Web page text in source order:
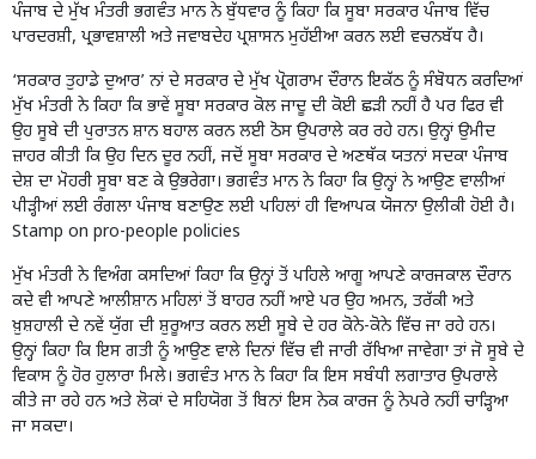
ਪੰਜਾਬ ਦੇ ਮੁੱਖ ਮੰਤਰੀ ਭਗਵੰਤ ਮਾਨ ਨੇ ਬੁੱਧਵਾਰ ਨੂੰ ਕਿਹਾ ਕਿ ਸੂਬਾ ਸਰਕਾਰ ਪੰਜਾਬ ਵਿੱਚ
ਪਾਰਦਰਸ਼ੀ, ਪ੍ਰਭਾਵਸ਼ਾਲੀ ਅਤੇ ਜਵਾਬਦੇਹ ਪ੍ਰਸ਼ਾਸਨ ਮੁਹੱਈਆ ਕਰਨ ਲਈ ਵਚਨਬੱਧ ਹੈ।
‘ਸਰਕਾਰ ਤੁਹਾਡੇ ਦੁਆਰ’ ਨਾਂ ਦੇ ਸਰਕਾਰ ਦੇ ਮੁੱਖ ਪ੍ਰੋਗਰਾਮ ਦੌਰਾਨ ਇਕੱਠ ਨੂੰ ਸੰਬੋਧਨ ਕਰਦਿਆਂ
ਮੁੱਖ ਮੰਤਰੀ ਨੇ ਕਿਹਾ ਕਿ ਭਾਵੇਂ ਸੂਬਾ ਸਰਕਾਰ ਕੋਲ ਜਾਦੂ ਦੀ ਕੋਈ ਛੜੀ ਨਹੀਂ ਹੈ ਪਰ ਫਿਰ ਵੀ
ਉਹ ਸੂਬੇ ਦੀ ਪੁਰਾਤਨ ਸ਼ਾਨ ਬਹਾਲ ਕਰਨ ਲਈ ਠੋਸ ਉਪਰਾਲੇ ਕਰ ਰਹੇ ਹਨ। ਉਨ੍ਹਾਂ ਉਮੀਦ
ਜ਼ਾਹਰ ਕੀਤੀ ਕਿ ਉਹ ਦਿਨ ਦੂਰ ਨਹੀਂ, ਜਦੋਂ ਸੂਬਾ ਸਰਕਾਰ ਦੇ ਅਣਥੱਕ ਯਤਨਾਂ ਸਦਕਾ ਪੰਜਾਬ
ਦੇਸ਼ ਦਾ ਮੋਹਰੀ ਸੂਬਾ ਬਣ ਕੇ ਉਭਰੇਗਾ। ਭਗਵੰਤ ਮਾਨ ਨੇ ਕਿਹਾ ਕਿ ਉਨ੍ਹਾਂ ਨੇ ਆਉਣ ਵਾਲੀਆਂ
ਪੀੜ੍ਹੀਆਂ ਲਈ ਰੰਗਲਾ ਪੰਜਾਬ ਬਣਾਉਣ ਲਈ ਪਹਿਲਾਂ ਹੀ ਵਿਆਪਕ ਯੋਜਨਾ ਉਲੀਕੀ ਹੋਈ ਹੈ।
Stamp on pro-people policies
ਮੁੱਖ ਮੰਤਰੀ ਨੇ ਵਿਅੰਗ ਕਸਦਿਆਂ ਕਿਹਾ ਕਿ ਉਨ੍ਹਾਂ ਤੋਂ ਪਹਿਲੇ ਆਗੂ ਆਪਣੇ ਕਾਰਜਕਾਲ ਦੌਰਾਨ
ਕਦੇ ਵੀ ਆਪਣੇ ਆਲੀਸ਼ਾਨ ਮਹਿਲਾਂ ਤੋਂ ਬਾਹਰ ਨਹੀਂ ਆਏ ਪਰ ਉਹ ਅਮਨ, ਤਰੱਕੀ ਅਤੇ
ਖ਼ੁਸ਼ਹਾਲੀ ਦੇ ਨਵੇਂ ਯੁੱਗ ਦੀ ਸ਼ੁਰੂਆਤ ਕਰਨ ਲਈ ਸੂਬੇ ਦੇ ਹਰ ਕੋਨੇ-ਕੋਨੇ ਵਿੱਚ ਜਾ ਰਹੇ ਹਨ।
ਉਨ੍ਹਾਂ ਕਿਹਾ ਕਿ ਇਸ ਗਤੀ ਨੂੰ ਆਉਣ ਵਾਲੇ ਦਿਨਾਂ ਵਿੱਚ ਵੀ ਜਾਰੀ ਰੱਖਿਆ ਜਾਵੇਗਾ ਤਾਂ ਜੋ ਸੂਬੇ ਦੇ
ਵਿਕਾਸ ਨੂੰ ਹੋਰ ਹੁਲਾਰਾ ਮਿਲੇ। ਭਗਵੰਤ ਮਾਨ ਨੇ ਕਿਹਾ ਕਿ ਇਸ ਸਬੰਧੀ ਲਗਾਤਾਰ ਉਪਰਾਲੇ
ਕੀਤੇ ਜਾ ਰਹੇ ਹਨ ਅਤੇ ਲੋਕਾਂ ਦੇ ਸਹਿਯੋਗ ਤੋਂ ਬਿਨਾਂ ਇਸ ਨੇਕ ਕਾਰਜ ਨੂੰ ਨੇਪਰੇ ਨਹੀਂ ਚਾੜ੍ਹਿਆ
ਜਾ ਸਕਦਾ।